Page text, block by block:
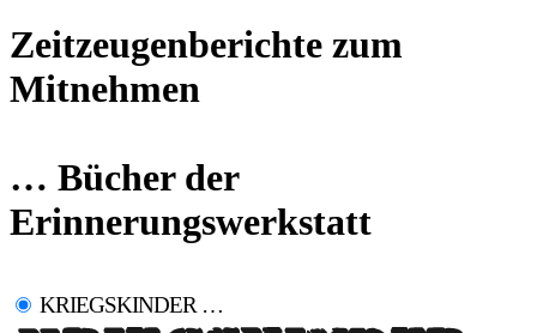
Zeitzeugenberichte zum
Mitnehmen
… Bücher der
Erinnerungswerkstatt
KRIEGSKINDER …